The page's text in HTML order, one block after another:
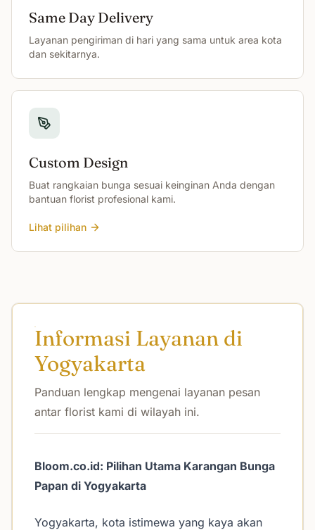
Same Day Delivery
Layanan pengiriman di hari yang sama untuk area kota
dan sekitarnya.
Custom Design
Buat rangkaian bunga sesuai keinginan Anda dengan
bantuan florist profesional kami.
Lihat pilihan
Informasi Layanan di
Yogyakarta
Panduan lengkap mengenai layanan pesan
antar florist kami di wilayah ini.
Bloom.co.id: Pilihan Utama Karangan Bunga
Papan di Yogyakarta
Yogyakarta, kota istimewa yang kaya akan